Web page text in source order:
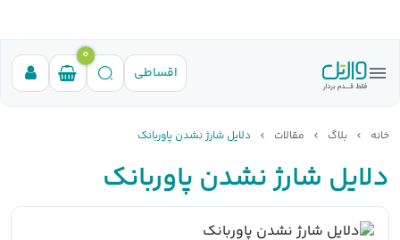
اقساطی
0
خانه بلاگ مقالات دلایل شارژ نشدن پاوربانک
دلایل شارژ نشدن پاوربانک